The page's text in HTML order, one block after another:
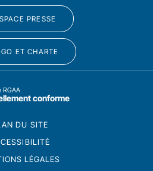
PRESSE
ET CHARTE
RGAA
conforme
DU SITE
LÉGALES